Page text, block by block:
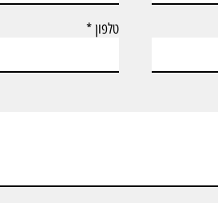
טלפון